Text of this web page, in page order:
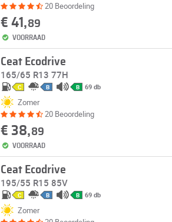
20 Beoordeling
€ 41,89
VOORRAAD
Ceat Ecodrive
165/65 R13 77H
C B B 69 db
Zomer
20 Beoordeling
€ 38,89
VOORRAAD
Ceat Ecodrive
195/55 R15 85V
C B B 69 db
Zomer